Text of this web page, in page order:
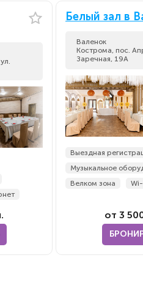
Белый зал в
Валенок
Кострома, пос.
Заречная, 19А
Выездная
Музыкальное
Велком зона
от 3